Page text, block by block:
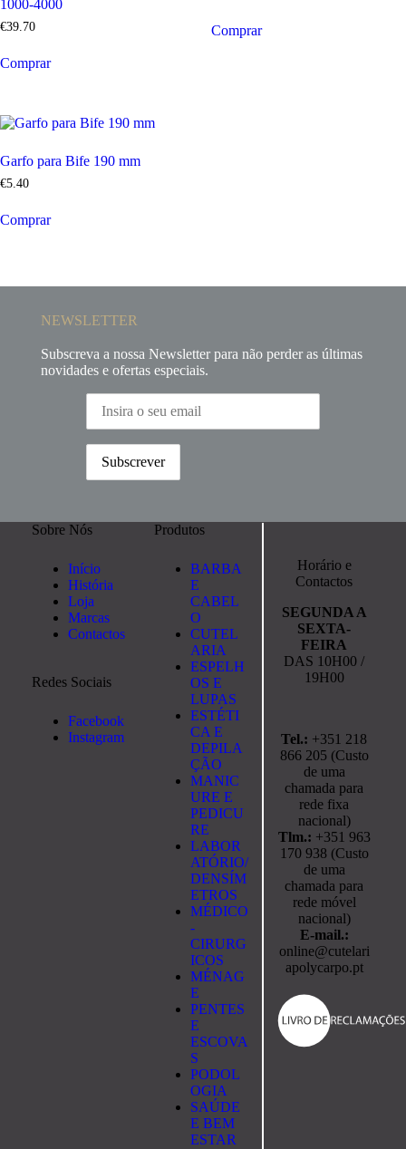
1000-4000
€39.70
Comprar
Comprar
Garfo para Bife 190 mm
€5.40
Comprar
NEWSLETTER
Subscreva a nossa Newsletter para não perder as últimas
novidades e ofertas especiais.
Sobre Nós
Início
História
Loja
Marcas
Contactos
Redes Sociais
Facebook
Instagram
Produtos
BARBA
E
CABEL
O
CUTEL
ARIA
ESPELH
OS E
LUPAS
ESTÉTI
CA E
DEPILA
ÇÃO
MANIC
URE E
PEDICU
RE
LABOR
ATÓRIO/
DENSÍM
ETROS
MÉDICO
-
CIRURG
ICOS
MÉNAG
E
PENTES
E
ESCOVA
S
PODOL
OGIA
SAÚDE
E BEM
ESTAR
Horário e
Contactos
SEGUNDA A
SEXTA-
FEIRA
DAS 10H00 /
19H00
Tel.: +351 218
866 205 (Custo
de uma
chamada para
rede fixa
nacional)
Tlm.: +351 963
170 938 (Custo
de uma
chamada para
rede móvel
nacional)
E-mail.:
online@cutelari
apolycarpo.pt